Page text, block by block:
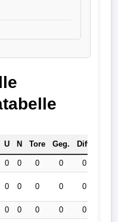
U N Tore Geg. Diff.
0 0 0 0 0
0 0 0 0 0
0 0 0 0 0